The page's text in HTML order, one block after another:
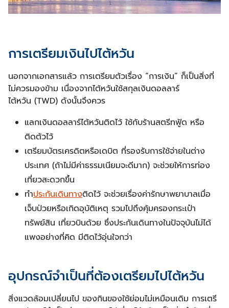
การเตรียมเงินไปไต้หวัน
นอกจากเอกสารแล้ว การเตรียมตัวเรื่อง “การเงิน” ก็เป็นสิ่งที่
ไม่ควรมองข้าม เนื่องจากไต้หวันใช้สกุลเงินดอลลาร์
ไต้หวัน (TWD) ดังนั้นจึงควร
แลกเงินดอลลาร์ไต้หวันติดไว้ ใช้กับร้านสตรีทฟู้ด หรือ
ติดตัวไว้
เตรียมบัตรเครดิตหรือเดบิต ที่รองรับการใช้จ่ายในต่าง
ประเทศ (ถ้าไม่มีค่าธรรมเนียมจะดีมาก) จะช่วยให้การท่อง
เที่ยวสะดวกขึ้น
ทำประกันเดินทางติดไว้ จะช่วยเรื่องค่ารักษาพยาบาลเมื่อ
เจ็บป่วยหรือเกิดอุบัติเหตุ รวมไปถึงคุ้มครองกระเป๋า
ทรัพย์สิน เที่ยวบินด้วย ซึ่งประกันเดินทางในปัจจุบันไม่ได้
แพงอย่างที่คิด มีติดไว้อุ่นใจกว่า
อุปกรณ์จำเป็นที่ต้องเตรียมไปไต้หวัน
สิ่งแวดล้อมเปลี่ยนไป ของกินของใช้ย่อมไม่เหมือนเดิม การเตรี